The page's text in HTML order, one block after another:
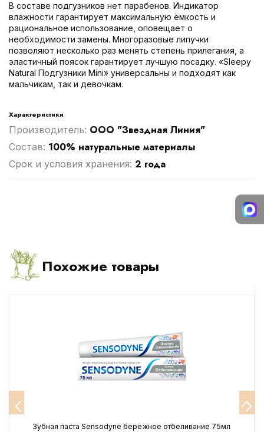
В составе подгузников нет парабенов. Индикатор
влажности гарантирует максимальную ёмкость и
рациональное использование, оповещает о
необходимости замены. Многоразовые липучки
позволяют несколько раз менять степень прилегания, а
эластичный поясок гарантирует лучшую посадку. «Sleepy
Natural Подгузники Mini» универсальны и подходят как
мальчикам, так и девочкам.
Характеристики
Производитель: ООО "Звездная Линия"
Cостав: 100% натуральные материалы
Срок и условия хранения: 2 года
Похожие товары
Зубная паста Sensodyne бережное отбеливание 75мл